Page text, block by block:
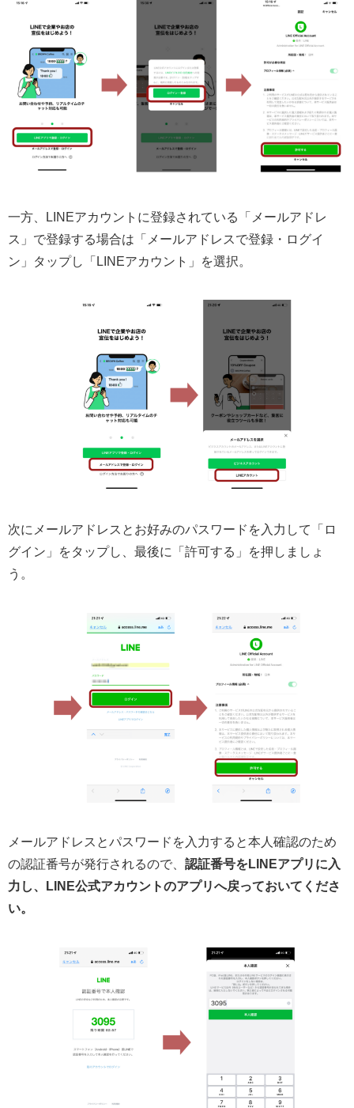
一方、LINEアカウントに登録されている「メールアドレ
ス」で登録する場合は「メールアドレスで登録・ログイ
ン」タップし「LINEアカウント」を選択。
次にメールアドレスとお好みのパスワードを入力して「ロ
グイン」をタップし、最後に「許可する」を押しましょ
う。
メールアドレスとパスワードを入力すると本人確認のため
の認証番号が発行されるので、 認証番号をLINEアプリに入
力し、LINE公式アカウントのアプリへ戻っておいてくださ
い。